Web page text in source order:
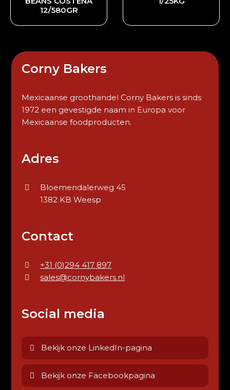
12/580GR
Corny Bakers
Mexicaanse groothandel Corny Bakers is sinds
1972 een gevestigde naam in Europa voor
Mexicaanse foodproducten.
Adres
Bloemendalerweg 45
1382 KB Weesp
Contact
+31 (0)294 417 897
sales@cornybakers.nl
Social media
Bekijk onze LinkedIn-pagina
Bekijk onze Facebookpagina